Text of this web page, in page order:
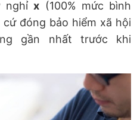
nghỉ x (100% mức bình
đóng bảo hiểm xã hội
gần nhất trước khi